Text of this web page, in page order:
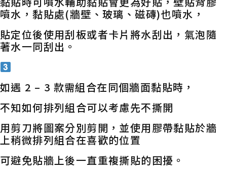
噴水，黏貼處(牆壁、玻璃、磁磚)也噴水，
貼定位後使用刮板或者卡片將水刮出，氣泡隨
著水一同刮出。
如遇 2 – 3 款需組合在同個牆面黏貼時，
不知如何排列組合可以考慮先不撕開
用剪刀將圖案分別剪開，並使用膠帶黏貼於牆
上稍微排列組合在喜歡的位置
可避免貼牆上後一直重複撕貼的困擾。